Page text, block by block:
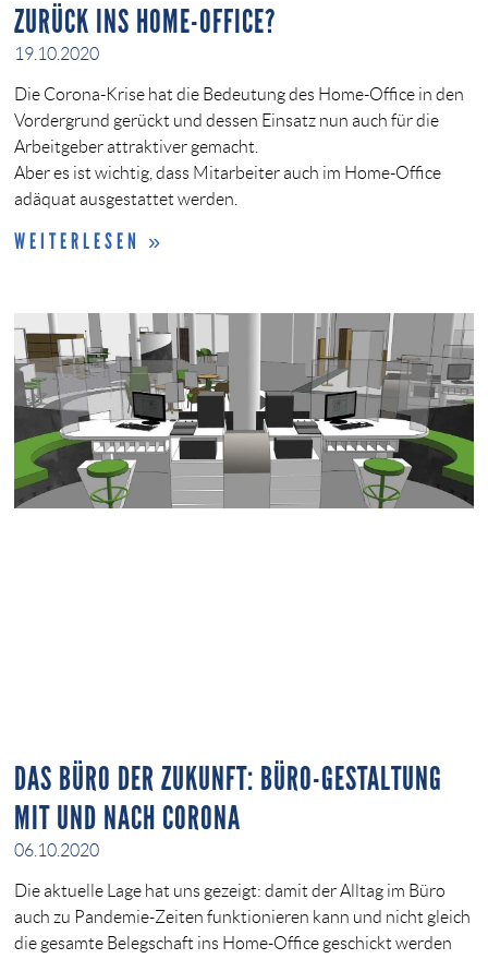
ZURÜCK INS HOME-OFFICE?
19.10.2020
Die Corona-Krise hat die Bedeutung des Home-Office in den
Vordergrund gerückt und dessen Einsatz nun auch für die
Arbeitgeber attraktiver gemacht.
Aber es ist wichtig, dass Mitarbeiter auch im Home-Office
adäquat ausgestattet werden.
WEITERLESEN »
DAS BÜRO DER ZUKUNFT: BÜRO-GESTALTUNG
MIT UND NACH CORONA
06.10.2020
Die aktuelle Lage hat uns gezeigt: damit der Alltag im Büro
auch zu Pandemie-Zeiten funktionieren kann und nicht gleich
die gesamte Belegschaft ins Home-Office geschickt werden